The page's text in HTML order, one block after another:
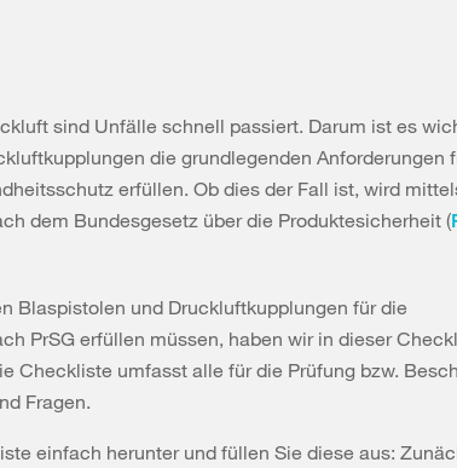
sind Unfälle schnell passiert. Darum ist es
die grundlegenden Anforderungen
erfüllen. Ob dies der Fall ist, wird
dem Bundesgesetz über die Produktesicherheit (
Blaspistolen und Druckluftkupplungen für die
PrSG erfüllen müssen, haben wir in dieser
Checkliste umfasst alle für die Prüfung bzw.
Fragen.
einfach herunter und füllen Sie diese aus: